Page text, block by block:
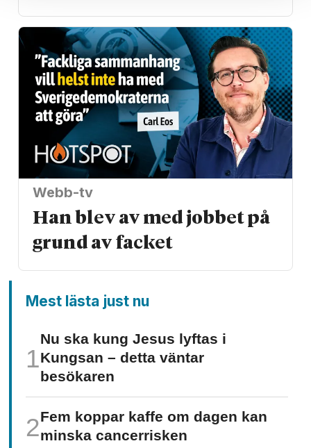
Webb-tv
Han blev av med jobbet på
grund av facket
Mest lästa just nu
Nu ska kung Jesus lyftas i
Kungsan – detta väntar
besökaren
Fem koppar kaffe om dagen kan
minska cancer­risken